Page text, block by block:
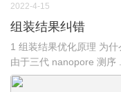
2022-4-15
组装结果纠错
1 组装结果优化原理 为
由于三代 nanopore 测序 ...